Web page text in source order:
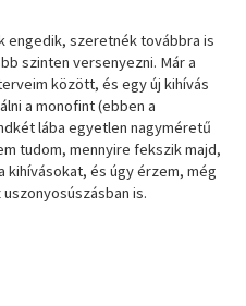
engedik, szeretnék továbbra is
szinten versenyezni. Már a
között, és egy új kihívás
a monofint (ebben a
lába egyetlen nagyméretű
tudom, mennyire fekszik majd,
kihívásokat, és úgy érzem, még
is.